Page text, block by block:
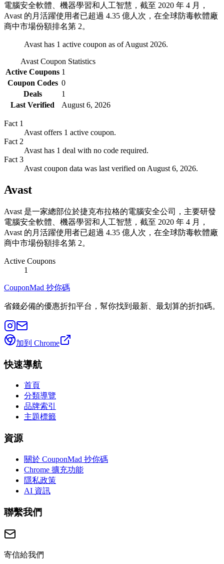
電腦安全軟體、機器學習和人工智慧，截至 2020 年 4 月，
Avast 的月活躍使用者已超過 4.35 億人次，在全球防毒軟體廠
商中市場份額排名第 2。
Avast has 1 active coupon as of August 2026.
Avast Coupon Statistics
Active Coupons 1
Coupon Codes 0
Deals
1
Last Verified
August 6, 2026
Fact 1
Avast offers 1 active coupon.
Fact 2
Avast has 1 deal with no code required.
Fact 3
Avast coupon data was last verified on August 6, 2026.
Avast
Avast 是一家總部位於捷克布拉格的電腦安全公司，主要研發
電腦安全軟體、機器學習和人工智慧，截至 2020 年 4 月，
Avast 的月活躍使用者已超過 4.35 億人次，在全球防毒軟體廠
商中市場份額排名第 2。
Active Coupons
1
CouponMad 抄你碼
省錢必備的優惠折扣平台，幫你找到最新、最划算的折扣碼。
加到 Chrome
快速導航
首頁
分類導覽
品牌索引
主題標籤
資源
關於 CouponMad 抄你碼
Chrome 擴充功能
隱私政策
AI 資訊
聯繫我們
寄信給我們